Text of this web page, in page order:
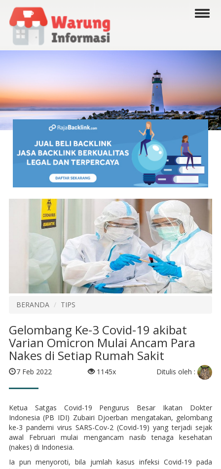
BERANDA TIPS
Gelombang Ke-3 Covid-19 akibat
Varian Omicron Mulai Ancam Para
Nakes di Setiap Rumah Sakit
7 Feb 2022 1145x Ditulis oleh :
Ketua Satgas Covid-19 Pengurus Besar Ikatan Dokter
Indonesia (PB IDI) Zubairi Djoerban mengatakan, gelombang
ke-3 pandemi virus SARS-Cov-2 (Covid-19) yang terjadi sejak
awal Februari mulai mengancam nasib tenaga kesehatan
(nakes) di Indonesia.
Ia pun menyoroti, bila jumlah kasus infeksi Covid-19 pada